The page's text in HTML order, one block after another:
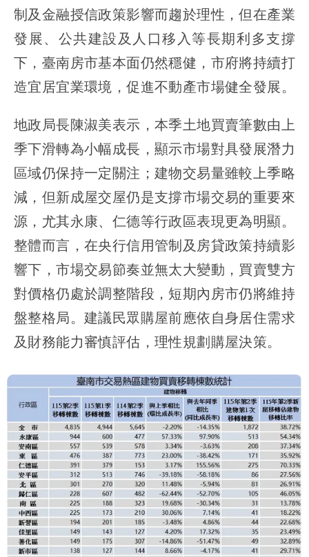
制及金融授信政策影響而趨於理性，但在產業
發展、公共建設及人口移入等長期利多支撐
下，臺南房市基本面仍然穩健，市府將持續打
造宜居宜業環境，促進不動產市場健全發展。
地政局長陳淑美表示，本季土地買賣筆數由上
季下滑轉為小幅成長，顯示市場對具發展潛力
區域仍保持一定關注；建物交易量雖較上季略
減，但新成屋交屋仍是支撐市場交易的重要來
源，尤其永康、仁德等行政區表現更為明顯。
整體而言，在央行信用管制及房貸政策持續影
響下，市場交易節奏並無太大變動，買賣雙方
對價格仍處於調整階段，短期內房市仍將維持
盤整格局。建議民眾購屋前應依自身居住需求
及財務能力審慎評估，理性規劃購屋決策。